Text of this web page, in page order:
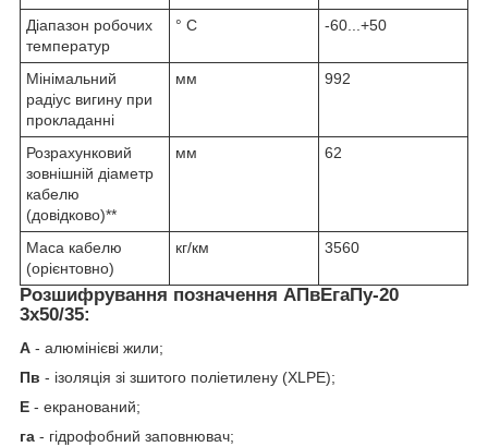
Діапазон робочих
температур
° С -60...+50
Мінімальний
радіус вигину при
прокладанні
мм 992
Розрахунковий
зовнішній діаметр
кабелю
(довідково)**
мм 62
Маса кабелю
(орієнтовно)
кг/км 3560
Розшифрування позначення АПвЕгаПу‑20
3х50/35:
А - алюмінієві жили;
Пв - ізоляція зі зшитого поліетилену (XLPE);
Е - екранований;
га - гідрофобний заповнювач;